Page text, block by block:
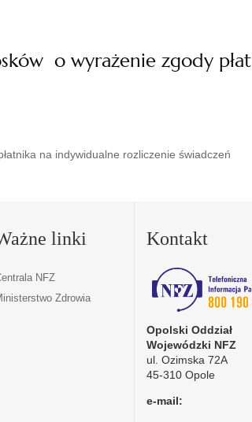
o wyrażenie zgody
na indywidualne rozliczenie świadczeń
linki
NFZ
Zdrowia
Kontakt
Opolski Oddział
Wojewódzki NFZ
ul. Ozimska 72A
45-310 Opole
e-mail: